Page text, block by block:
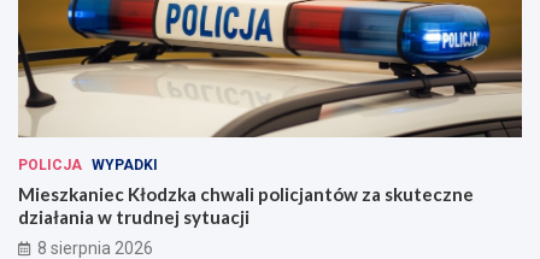
POLICJA WYPADKI
Mieszkaniec Kłodzka chwali policjantów za skuteczne
działania w trudnej sytuacji
8 sierpnia 2026